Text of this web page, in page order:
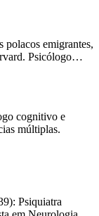
emigrantes,
Psicólogo…
cognitivo e
múltiplas.
Psiquiatra